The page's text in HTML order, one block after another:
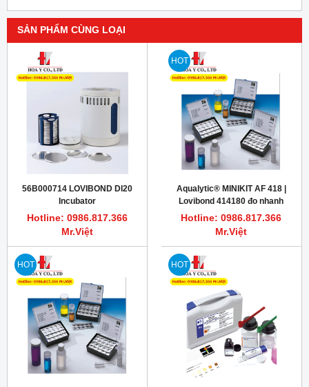
SẢN PHẨM CÙNG LOẠI
56B000714 LOVIBOND DI20
Incubator
Hotline: 0986.817.366
Mr.Việt
HOT
Aqualytic® MINIKIT AF 418 |
Lovibond 414180 đo nhanh
cloride 10 - 5000 mg/L
Hotline: 0986.817.366
Mr.Việt
HOT HOT